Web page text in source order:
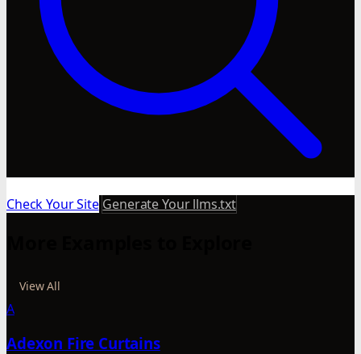
Check Your Site Generate Your llms.txt
View All
A
Adexon Fire Curtains